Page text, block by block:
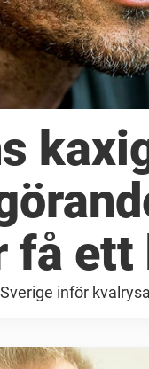
få ett
inför